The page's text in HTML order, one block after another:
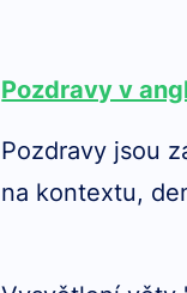
Pozdravy v
Pozdravy jsou
na kontextu,